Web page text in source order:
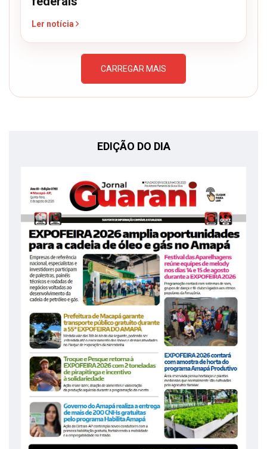
Ler notícia
CARREGAR MAIS
EDIÇÃO DO DIA